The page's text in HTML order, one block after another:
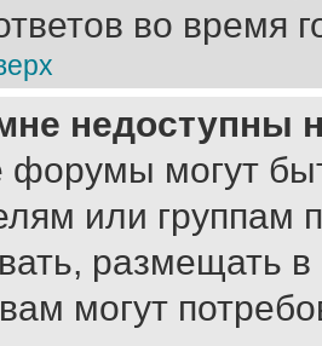
во время
недоступны
форумы могут
или группам
размещать
могут